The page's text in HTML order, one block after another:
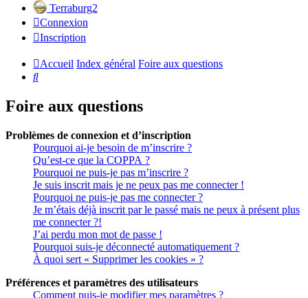
Terraburg2
Connexion
Inscription
Accueil Index général Foire aux questions
Rechercher
Foire aux questions
Problèmes de connexion et d’inscription
Pourquoi ai-je besoin de m’inscrire ?
Qu’est-ce que la COPPA ?
Pourquoi ne puis-je pas m’inscrire ?
Je suis inscrit mais je ne peux pas me connecter !
Pourquoi ne puis-je pas me connecter ?
Je m’étais déjà inscrit par le passé mais ne peux à présent plus
me connecter ?!
J’ai perdu mon mot de passe !
Pourquoi suis-je déconnecté automatiquement ?
À quoi sert « Supprimer les cookies » ?
Préférences et paramètres des utilisateurs
Comment puis-je modifier mes paramètres ?